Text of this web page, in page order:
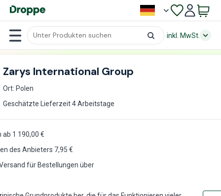
inkl. MwSt.
Zarys International Group
Ort: Polen
Geschätzte Lieferzeit 4 Arbeitstage
1 190,00 €
des Anbieters 7,95 €
für Bestellungen über